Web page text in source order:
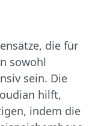
die für
sowohl
sein. Die
hilft,
indem die